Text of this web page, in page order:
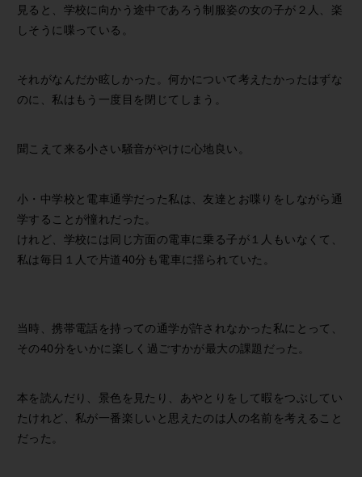
見ると、学校に向かう途中であろう制服姿の女の子が２人、楽
しそうに喋っている。
それがなんだか眩しかった。何かについて考えたかったはずな
のに、私はもう一度目を閉じてしまう。
聞こえて来る小さい騒音がやけに心地良い。
小・中学校と電車通学だった私は、友達とお喋りをしながら通
学することが憧れだった。
けれど、学校には同じ方面の電車に乗る子が１人もいなくて、
私は毎日１人で片道40分も電車に揺られていた。
当時、携帯電話を持っての通学が許されなかった私にとって、
その40分をいかに楽しく過ごすかが最大の課題だった。
本を読んだり、景色を見たり、あやとりをして暇をつぶしてい
たけれど、私が一番楽しいと思えたのは人の名前を考えること
だった。